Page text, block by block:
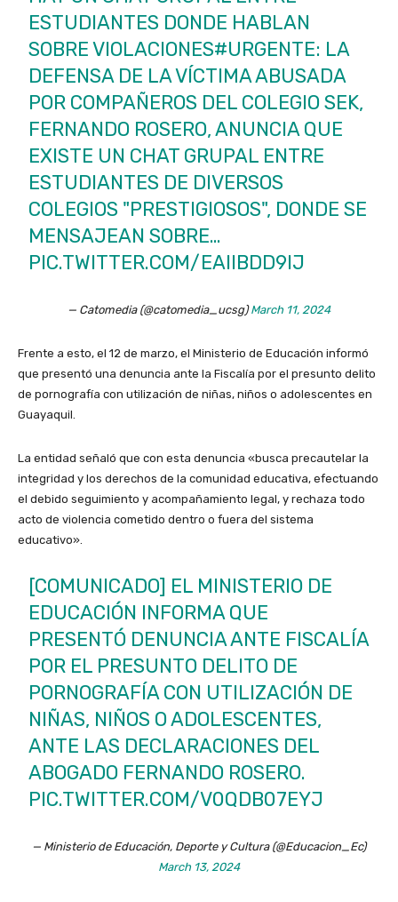
ESTUDIANTES DONDE HABLAN
SOBRE VIOLACIONES#URGENTE: LA
DEFENSA DE LA VÍCTIMA ABUSADA
POR COMPAÑEROS DEL COLEGIO SEK,
FERNANDO ROSERO, ANUNCIA QUE
EXISTE UN CHAT GRUPAL ENTRE
ESTUDIANTES DE DIVERSOS
COLEGIOS "PRESTIGIOSOS", DONDE SE
MENSAJEAN SOBRE…
PIC.TWITTER.COM/EAIIBDD9IJ
— Catomedia (@catomedia_ucsg)March 11, 2024
Frente a esto, el 12 de marzo, el Ministerio de Educación informó
que presentó una denuncia ante la Fiscalía por el presunto delito
de pornografía con utilización de niñas, niños o adolescentes en
Guayaquil.
La entidad señaló que con esta denuncia «busca precautelar la
integridad y los derechos de la comunidad educativa, efectuando
el debido seguimiento y acompañamiento legal, y rechaza todo
acto de violencia cometido dentro o fuera del sistema
educativo».
[COMUNICADO] EL MINISTERIO DE
EDUCACIÓN INFORMA QUE
PRESENTÓ DENUNCIA ANTE FISCALÍA
POR EL PRESUNTO DELITO DE
PORNOGRAFÍA CON UTILIZACIÓN DE
NIÑAS, NIÑOS O ADOLESCENTES,
ANTE LAS DECLARACIONES DEL
ABOGADO FERNANDO ROSERO.
PIC.TWITTER.COM/V0QDB07EYJ
— Ministerio de Educación, Deporte y Cultura (@Educacion_Ec)
March 13, 2024